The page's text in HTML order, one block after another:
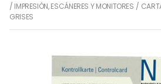
/ IMPRESIÓN, ESCÁNERES Y MONITORES /
GRISES